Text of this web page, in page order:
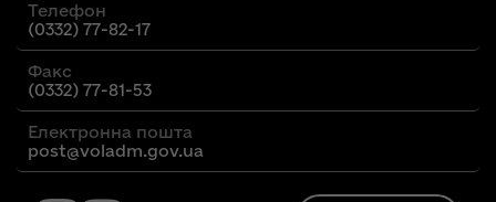
Телефон
(0332) 77-82-17
Факс
(0332) 77-81-53
Електронна пошта
post@voladm.gov.ua